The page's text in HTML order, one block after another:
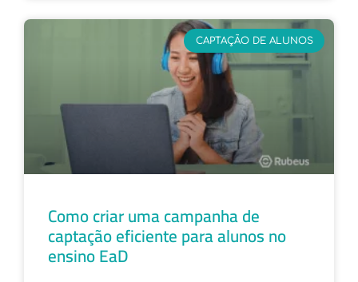
CAPTAÇÃO DE ALUNOS
Como criar uma campanha de
captação eficiente para alunos no
ensino EaD